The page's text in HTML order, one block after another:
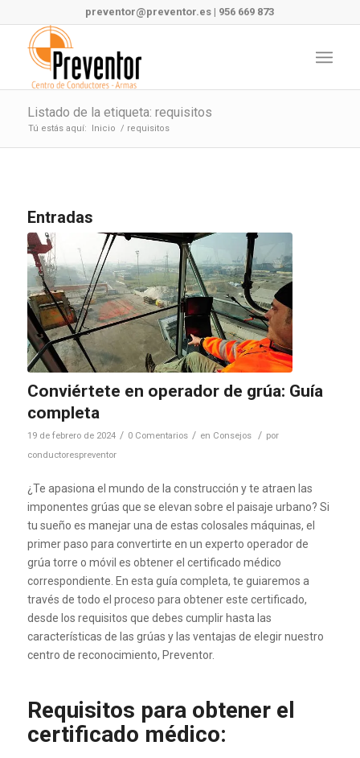
preventor@preventor.es | 956 669 873
Listado de la etiqueta: requisitos
Tú estás aquí: Inicio / requisitos
Entradas
Conviértete en operador de grúa: Guía
completa
19 de febrero de 2024 / 0 Comentarios / en Consejos / por
conductorespreventor
¿Te apasiona el mundo de la construcción y te atraen las
imponentes grúas que se elevan sobre el paisaje urbano? Si
tu sueño es manejar una de estas colosales máquinas, el
primer paso para convertirte en un experto operador de
grúa torre o móvil es obtener el certificado médico
correspondiente. En esta guía completa, te guiaremos a
través de todo el proceso para obtener este certificado,
desde los requisitos que debes cumplir hasta las
características de las grúas y las ventajas de elegir nuestro
centro de reconocimiento, Preventor.
Requisitos para obtener el
certificado médico: